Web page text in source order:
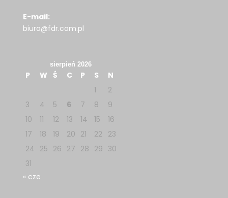
E-mail:
biuro@fdr.com.pl
sierpień 2026
P W Ś C P S
N
1
2
3
4 5 6 7 8
9
10
11 12 13 14 15
16
17
18 19 20 21 22
23
24 25 26 27 28 29 30
31
« cze